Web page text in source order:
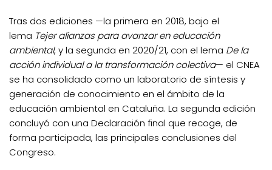
Tras dos ediciones —la primera en 2018, bajo el
lema Tejer alianzas para avanzar en educación
ambiental, y la segunda en 2020/21, con el lema De la
acción individual a la transformación colectiva— el CNEA
se ha consolidado como un laboratorio de síntesis y
generación de conocimiento en el ámbito de la
educación ambiental en Cataluña. La segunda edición
concluyó con una Declaración final que recoge, de
forma participada, las principales conclusiones del
Congreso.